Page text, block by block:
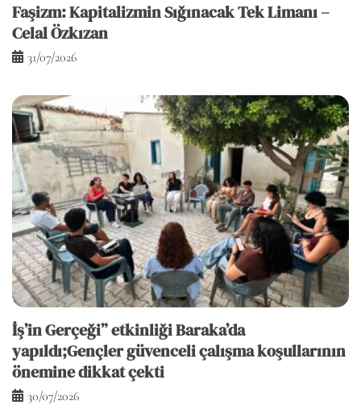
Faşizm: Kapitalizmin Sığınacak Tek Limanı –
Celal Özkızan
31/07/2026
İş’in Gerçeği” etkinliği Baraka’da
yapıldı;Gençler güvenceli çalışma koşullarının
önemine dikkat çekti
30/07/2026